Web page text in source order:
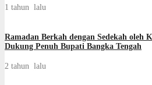
1 tahun lalu
Ramadan Berkah dengan Sedekah oleh
Dukung Penuh Bupati Bangka Tengah
2 tahun lalu